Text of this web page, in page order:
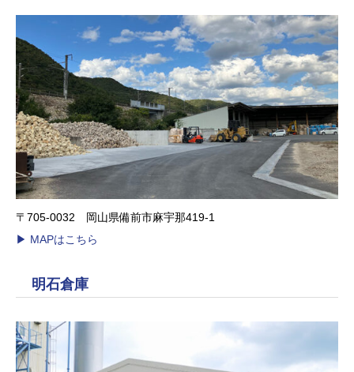
〒705-0032 岡山県備前市麻宇那419-1
▶︎ MAPはこちら
明石倉庫